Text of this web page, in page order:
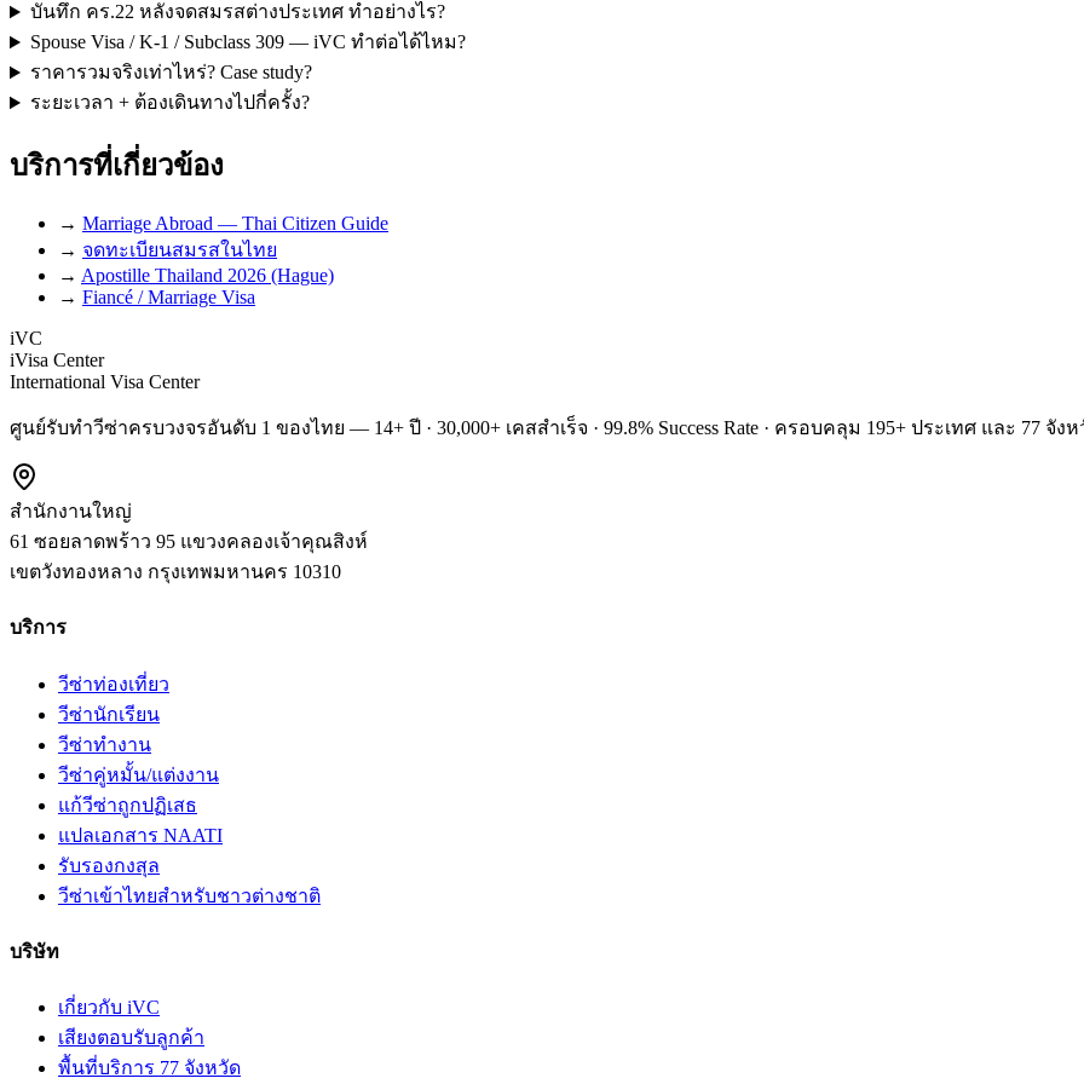
บันทึก คร.22 หลังจดสมรสต่างประเทศ ทำอย่างไร?
Spouse Visa / K-1 / Subclass 309 — iVC ทำต่อได้ไหม?
ราคารวมจริงเท่าไหร่? Case study?
ระยะเวลา + ต้องเดินทางไปกี่ครั้ง?
บริการที่เกี่ยวข้อง
→ Marriage Abroad — Thai Citizen Guide
→ จดทะเบียนสมรสในไทย
→ Apostille Thailand 2026 (Hague)
→ Fiancé / Marriage Visa
iVC
iVisa Center
International Visa Center
ศูนย์รับทำวีซ่าครบวงจรอันดับ 1 ของไทย — 14+ ปี · 30,000+ เคสสำเร็จ · 99.8% Success Rate · ครอบคลุม 195+ ประเทศ และ 77 จัง
สำนักงานใหญ่
61 ซอยลาดพร้าว 95 แขวงคลองเจ้าคุณสิงห์
เขตวังทองหลาง กรุงเทพมหานคร 10310
บริการ
วีซ่าท่องเที่ยว
วีซ่านักเรียน
วีซ่าทำงาน
วีซ่าคู่หมั้น/แต่งงาน
แก้วีซ่าถูกปฏิเสธ
แปลเอกสาร NAATI
รับรองกงสุล
วีซ่าเข้าไทยสำหรับชาวต่างชาติ
บริษัท
เกี่ยวกับ iVC
เสียงตอบรับลูกค้า
พื้นที่บริการ 77 จังหวัด